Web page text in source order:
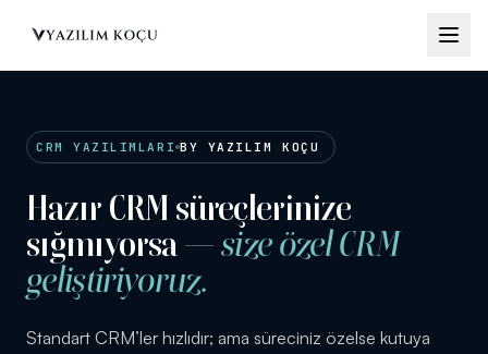
Özel
Geliştirme
→
İçgörüler→
CRM YAZILIMLARI BY YAZILIM KOÇU
Hazır CRM süreçlerinize
sığmıyorsa —size özel CRM
geliştiriyoruz.
Standart CRM’ler hızlıdır; ama süreciniz özelse kutuya